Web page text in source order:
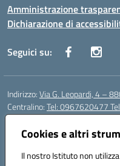
Cookies e altri
Il nostro Istituto non
Amministrazione
Dichiarazione di
Seguici su:
Indirizzo:Via G. Leopardi, 4 –
Centralino:Tel: 0967620477
Email:
Posta elettronica certificata
Codice fiscale: 84000690796